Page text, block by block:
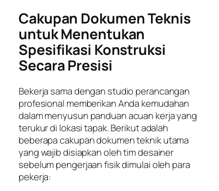
Cakupan Dokumen Teknis
untuk Menentukan
Spesifikasi Konstruksi
Secara Presisi
Bekerja sama dengan studio perancangan
profesional memberikan Anda kemudahan
dalam menyusun panduan acuan kerja yang
terukur di lokasi tapak. Berikut adalah
beberapa cakupan dokumen teknik utama
yang wajib disiapkan oleh tim desainer
sebelum pengerjaan fisik dimulai oleh para
pekerja: